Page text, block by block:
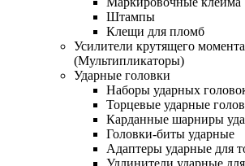
Штампы
Клещи для пломб
Усилители крутящего момента
(Мультипликаторы)
Ударные головки
Наборы ударных
Торцевые ударные
Карданные шарниры
Головки-биты ударные
Адаптеры ударные для